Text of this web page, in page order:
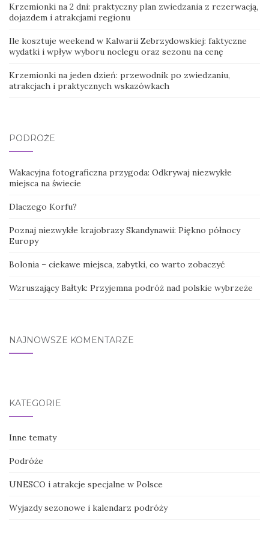
Krzemionki na 2 dni: praktyczny plan zwiedzania z rezerwacją,
dojazdem i atrakcjami regionu
Ile kosztuje weekend w Kalwarii Zebrzydowskiej: faktyczne
wydatki i wpływ wyboru noclegu oraz sezonu na cenę
Krzemionki na jeden dzień: przewodnik po zwiedzaniu,
atrakcjach i praktycznych wskazówkach
PODRÓŻE
Wakacyjna fotograficzna przygoda: Odkrywaj niezwykłe
miejsca na świecie
Dlaczego Korfu?
Poznaj niezwykłe krajobrazy Skandynawii: Piękno północy
Europy
Bolonia – ciekawe miejsca, zabytki, co warto zobaczyć
Wzruszający Bałtyk: Przyjemna podróż nad polskie wybrzeże
NAJNOWSZE KOMENTARZE
KATEGORIE
Inne tematy
Podróże
UNESCO i atrakcje specjalne w Polsce
Wyjazdy sezonowe i kalendarz podróży